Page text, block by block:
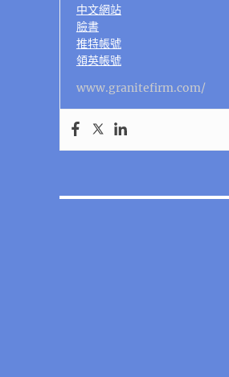
中文網站
臉書
推特帳號
領英帳號
www.granitefirm.com/